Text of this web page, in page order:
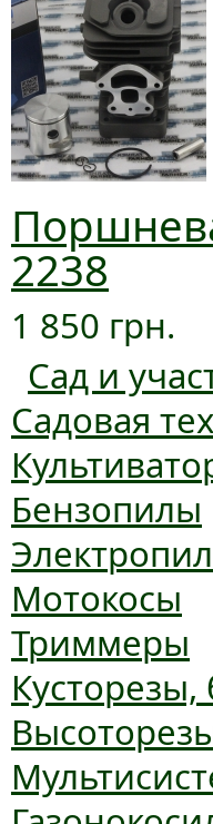
2238
1 850 грн.
Сад и
Садовая
Бензопилы
Мотокосы
Триммеры